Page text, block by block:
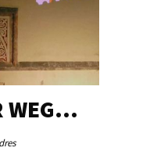
WEG…